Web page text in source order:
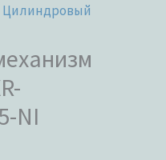
Цилиндровый
NI